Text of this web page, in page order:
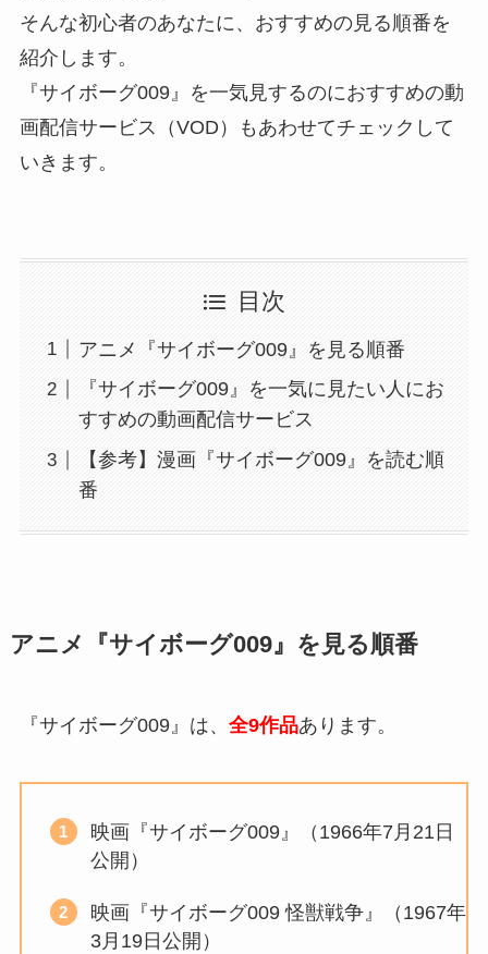
そんな初心者のあなたに、おすすめの見る順番を
紹介します。
『サイボーグ009』を一気見するのにおすすめの動
画配信サービス（VOD）もあわせてチェックして
いきます。
目次
アニメ『サイボーグ009』を見る順番
『サイボーグ009』を一気に見たい人にお
すすめの動画配信サービス
【参考】漫画『サイボーグ009』を読む順
番
アニメ『サイボーグ009』を見る順番
『サイボーグ009』は、 全9作品あります。
映画『サイボーグ009』（1966年7月21日
公開）
映画『サイボーグ009 怪獣戦争』（1967年
3月19日公開）